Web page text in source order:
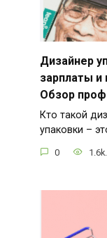
Дизайнер
зарплаты и
Обзор
Кто такой
упаковки –
0 1.6k.